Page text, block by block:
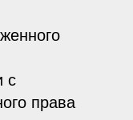
с
права